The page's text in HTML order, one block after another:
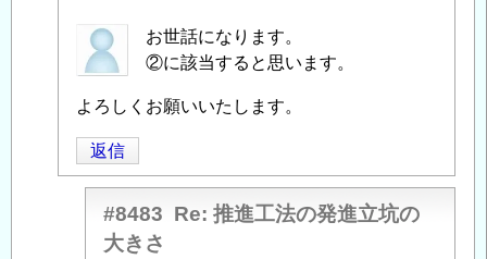
匿
名
稿
者
に
よ
Re:
お世話になります。
②に該当すると思います。
よろしくお願いいたします。
返信
#8483 Re: 推進工法の発進立坑の
大きさ